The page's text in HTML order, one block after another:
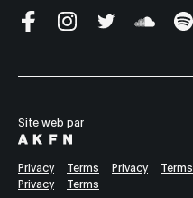
Site web par
Privacy Terms Privacy
Terms
Privacy
Terms